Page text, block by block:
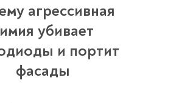
агрессивная
убивает
и портит
фасады